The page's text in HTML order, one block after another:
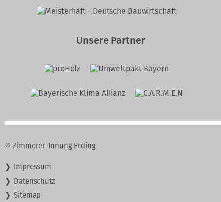
Unsere Partner
© Zimmerer-Innung Erding
Navigation
Impressum
Datenschutz
Sitemap